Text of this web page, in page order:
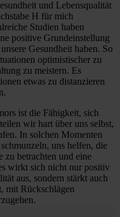
und Lebensqualität
H für mich
Studien haben
positive Grundeinstellung
Gesundheit haben. So
optimistischer zu
zu meistern. Es
etwas zu distanzieren
ist die Fähigkeit, sich
wir hart über uns selbst,
In solchen Momenten
uns helfen, die
zu betrachten und eine
wirkt sich nicht nur positiv
aus, sondern stärkt auch
mit Rückschlägen